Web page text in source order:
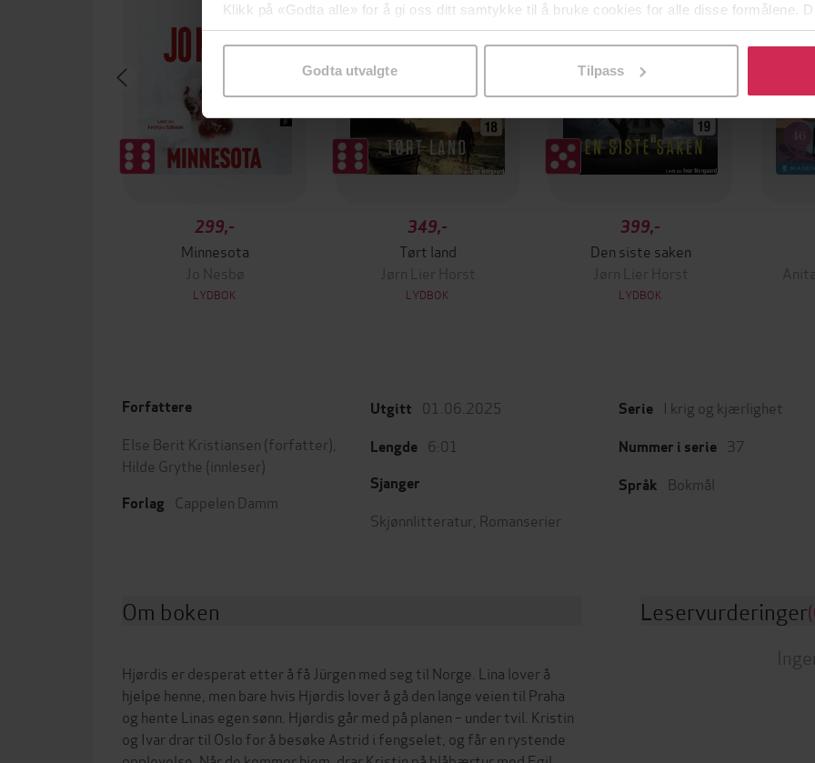
Klikk på «Godta alle» for å gi oss ditt samtykke til å bruke cookies for alle disse formålene.
samtykke til spesifikke formål ved å klikke på «Tilpass». Du kan når som helst trekke
Godta utvalgte Tilpass
299,-
Minnesota
Jo Nesbø
LYDBOK
349,-
Tørt land
Jørn Lier Horst
LYDBOK
399,-
Den siste saken
Jørn Lier Horst
LYDBOK
Forfattere
Else Berit Kristiansen (forfatter),
Hilde Grythe (innleser)
Forlag Cappelen Damm
Utgitt 01.06.2025
Lengde 6:01
Sjanger
Skjønnlitteratur Romanserier
Serie I krig og kjærlighet
Nummer i serie 37
Språk Bokmål
Om boken
Hjørdis er desperat etter å få Jürgen med seg til Norge. Lina lover å
hjelpe henne, men bare hvis Hjørdis lover å gå den lange veien til Praha
og hente Linas egen sønn. Hjørdis går med på planen – under tvil. Kristin
og Ivar drar til Oslo for å besøke Astrid i fengselet, og får en rystende
Leservurderinger